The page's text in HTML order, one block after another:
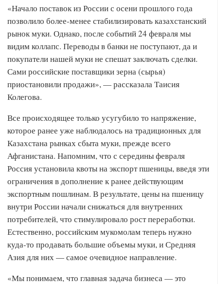
«Начало поставок из России с осени прошлого года
позволило более-менее стабилизировать казахстанский
рынок муки. Однако, после событий 24 февраля мы
видим коллапс. Переводы в банки не поступают, да и
покупатели нашей муки не спешат заключать сделки.
Сами российские поставщики зерна (сырья)
приостановили продажи», — рассказала Таисия
Колегова.
Все происходящее только усугубило то напряжение,
которое ранее уже наблюдалось на традиционных для
Казахстана рынках сбыта муки, прежде всего
Афганистана. Напомним, что с середины февраля
Россия установила квоты на экспорт пшеницы, введя эти
ограничения в дополнение к ранее действующим
экспортным пошлинам. В результате, цены на пшеницу
внутри России начали снижаться для внутренних
потребителей, что стимулировало рост переработки.
Естественно, российским мукомолам теперь нужно
куда-то продавать большие объемы муки, и Средняя
Азия для них — самое очевидное направление.
«Мы понимаем, что главная задача бизнеса — это